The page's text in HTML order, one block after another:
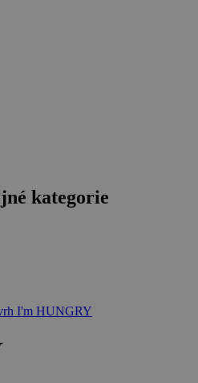
kategorie
I'm HUNGRY